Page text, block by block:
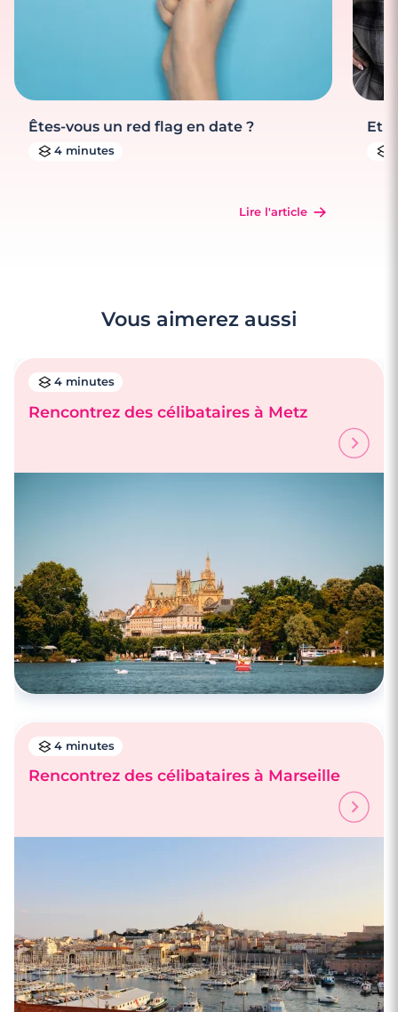
Êtes-vous un red flag en date ?
4 minutes
Lire l'article
Et
Vous aimerez aussi
4 minutes
Rencontrez des célibataires à Metz
4 minutes
Rencontrez des célibataires à Marseille